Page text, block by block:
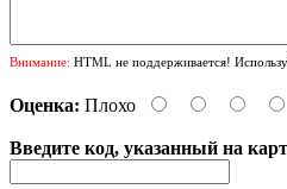
Внимание: HTML не поддерживается!
Оценка: Плохо
Введите код, указанный на